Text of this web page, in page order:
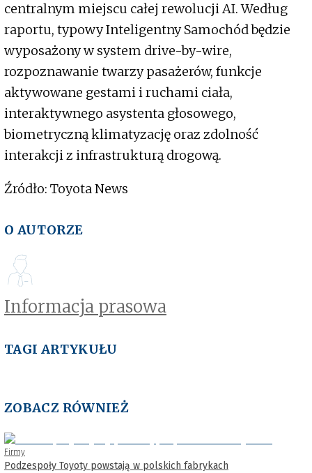
centralnym miejscu całej rewolucji AI. Według
raportu, typowy Inteligentny Samochód będzie
wyposażony w system drive-by-wire,
rozpoznawanie twarzy pasażerów, funkcje
aktywowane gestami i ruchami ciała,
interaktywnego asystenta głosowego,
biometryczną klimatyzację oraz zdolność
interakcji z infrastrukturą drogową.
Źródło: Toyota News
O AUTORZE
Informacja prasowa
TAGI ARTYKUŁU
ZOBACZ RÓWNIEŻ
Firmy
Podzespoły Toyoty powstają w polskich fabrykach